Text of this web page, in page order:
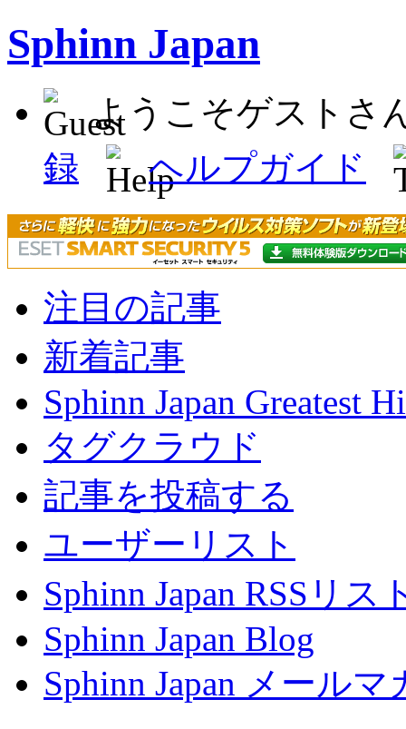
Sphinn Japan
ようこそゲスト
録
ヘルプガイド
注目の記事
新着記事
Sphinn Japan Greatest
タグクラウド
記事を投稿する
ユーザーリスト
Sphinn Japan RSSリス
Sphinn Japan Blog
Sphinn Japan メールマ